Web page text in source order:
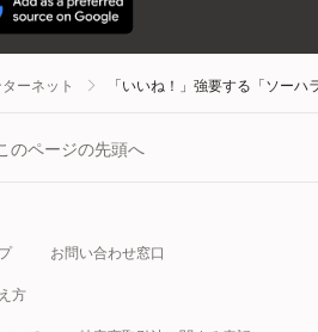
ーネット 「いいね！」強要する「ソー
のページの先頭へ
お問い合わせ窓口
方